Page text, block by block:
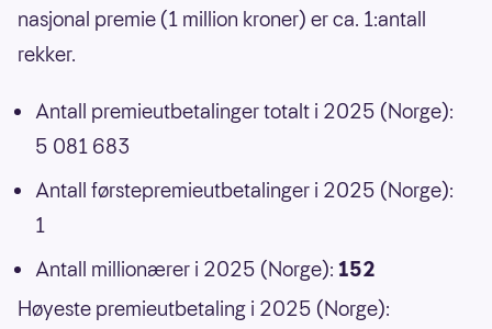
nasjonal premie (1 million kroner) er ca. 1:antall
rekker.
Antall premieutbetalinger totalt i 2025 (Norge):
5 081 683
Antall førstepremieutbetalinger i 2025 (Norge):
1
Antall millionærer i 2025 (Norge): 152
Høyeste premieutbetaling i 2025 (Norge):